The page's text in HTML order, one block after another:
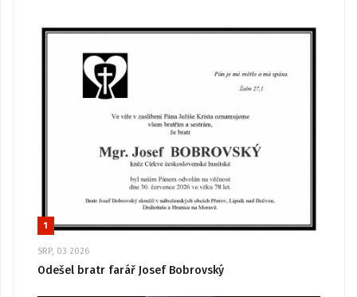
1
SRP, 03 2026
Odešel bratr farář Josef Bobrovský